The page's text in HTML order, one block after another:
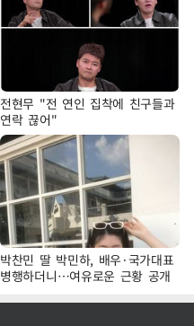
전현무 "전 연인 집착에 친구들과
연락 끊어"
박찬민 딸 박민하, 배우·국가대표
병행하더니…여유로운 근황 공개